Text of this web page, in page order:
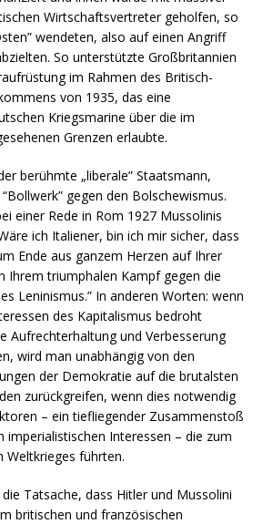
Wirtschaftsvertreter geholfen, so
wendeten, also auf einen Angriff
So unterstützte Großbritannien
im Rahmen des Britisch-
von 1935, das eine
Kriegsmarine über die im
Grenzen erlaubte.
berühmte „liberale” Staatsmann,
gegen den Bolschewismus.
einer Rede in Rom 1927 Mussolinis
ich Italiener, bin ich mir sicher, dass
Ende aus ganzem Herzen auf Ihrer
Ihrem triumphalen Kampf gegen die
Leninismus.” In anderen Worten: wenn
des Kapitalismus bedroht
Aufrechterhaltung und Verbesserung
wird man unabhängig von den
der Demokratie auf die brutalsten
zurückgreifen, wenn dies notwendig
– ein tiefliegender Zusammenstoß
imperialistischen Interessen – die zum
Weltkrieges führten.
Tatsache, dass Hitler und Mussolini
britischen und französischen